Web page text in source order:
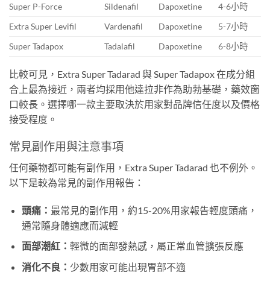
Super P-Force Sildenafil Dapoxetine
4-6小時
Extra Super Levifil
Vardenafil Dapoxetine
5-7小時
Super Tadapox
Tadalafil Dapoxetine 6-8小時
比較可見，Extra Super Tadarad 與 Super Tadapox 在成分組
合上最為接近，兩者均採用他達拉非作為助勃基礎，藥效窗
口較長。選擇哪一款主要取決於用家對品牌信任度以及價格
接受程度。
常見副作用與注意事項
任何藥物都可能有副作用，Extra Super Tadarad 也不例外。
以下是較為常見的副作用報告：
頭痛： 最常見的副作用，約15-20%用家報告輕度頭痛，
通常隨身體適應而減輕
面部潮紅： 輕微的面部發熱感，屬正常血管擴張反應
消化不良： 少數用家可能出現胃部不適